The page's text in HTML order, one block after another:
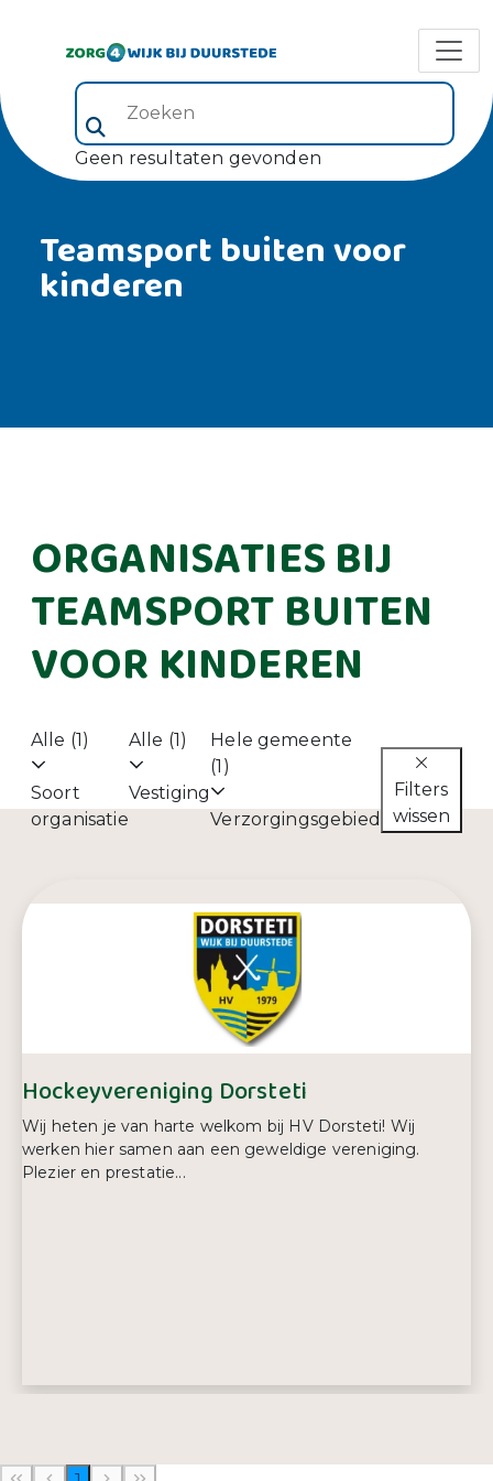
Zoeken (veld 5)
Geen resultaten gevonden
Teamsport buiten voor
kinderen
ORGANISATIES BIJ
TEAMSPORT BUITEN
VOOR KINDEREN
Alle (1)
Soort
organisatie
Alle (1)
Vestiging
Hele gemeente
(1)
Verzorgingsgebied
Filters
wissen
Hockeyvereniging Dorsteti
Wij heten je van harte welkom bij HV Dorsteti! Wij
werken hier samen aan een geweldige vereniging.
Plezier en prestatie...